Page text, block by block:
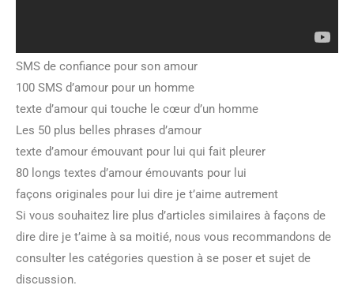
SMS de confiance pour son amour
100 SMS d’amour pour un homme
texte d’amour qui touche le cœur d’un homme
Les 50 plus belles phrases d’amour
texte d’amour émouvant pour lui qui fait pleurer
80 longs textes d’amour émouvants pour lui
façons originales pour lui dire je t’aime autrement
Si vous souhaitez lire plus d’articles similaires à façons de
dire dire je t’aime à sa moitié, nous vous recommandons de
consulter les catégories question à se poser et sujet de
discussion.